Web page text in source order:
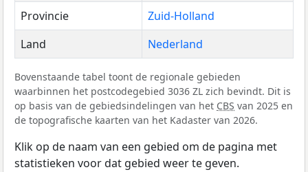
Provincie
Zuid-Holland
Land
Nederland
Bovenstaande tabel toont de regionale gebieden
waarbinnen het postcodegebied 3036 ZL zich bevindt. Dit is
op basis van de gebiedsindelingen van het CBS van 2025 en
de topografische kaarten van het Kadaster van 2026.
Klik op de naam van een gebied om de pagina met
statistieken voor dat gebied weer te geven.